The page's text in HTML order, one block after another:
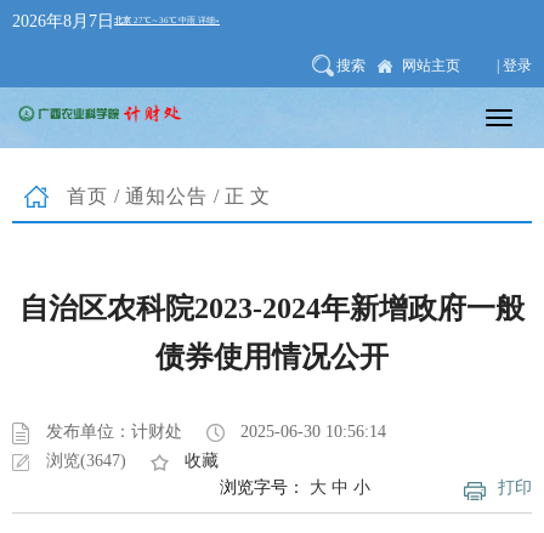
2026年8月7日
搜索 网站主页 | 登录
首页 / 通知公告 /正文
自治区农科院2023-2024年新增政府一般
债券使用情况公开
发布单位：计财处
2025-06-30 10:56:14
浏览(3647)
收藏
打印
浏览字号： 大 中 小